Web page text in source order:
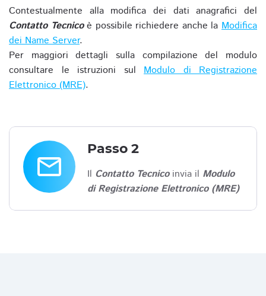
Contestualmente alla modifica dei dati anagrafici del
Contatto Tecnicoè possibile richiedere anche laModifica
dei Name Server.
Per maggiori dettagli sulla compilazione del modulo
consultare le istruzioni sul Modulo di Registrazione
Elettronico (MRE).
email
Passo 2
Il Contatto Tecnicoinvia il Modulo
di Registrazione Elettronico (MRE)